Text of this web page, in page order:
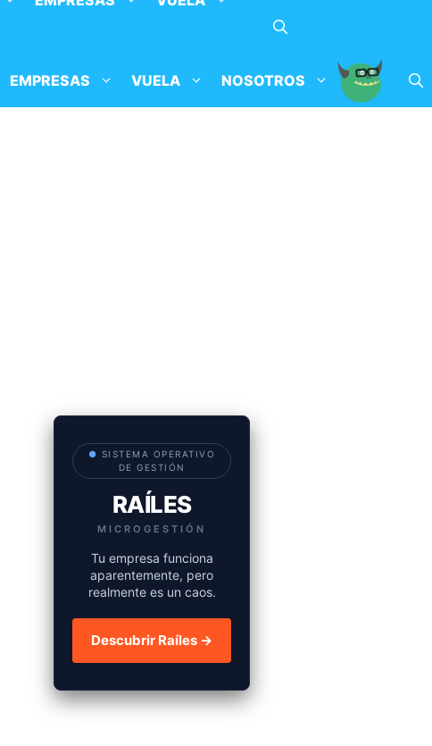
EMPRESAS VUELA NOSOTROS
● SISTEMA OPERATIVO
DE GESTIÓN
RAÍLES
MICROGESTIÓN
Tu empresa funciona
aparentemente, pero
realmente es un caos.
Descubrir Raíles →